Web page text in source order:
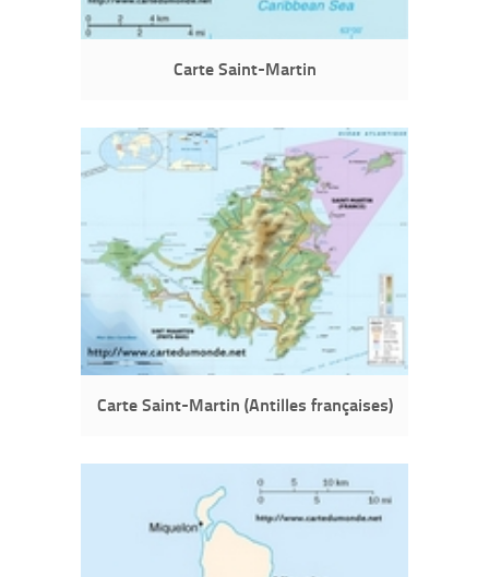
Carte Saint-Martin
Carte Saint-Martin (Antilles françaises)